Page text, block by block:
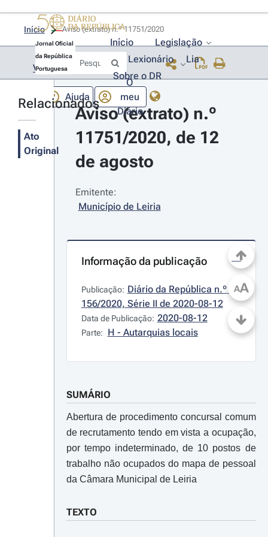
Jornal Oficial
da República
Portuguesa
Início
Legislação
Lexionário
Lia
Sobre o DR
Ajuda
O
meu
Diário
Início
Voltar
Relacionados
Ato
Original
Aviso (extrato) n.º
11751/2020, de 12
de agosto
Emitente:
Município de Leiria
Informação da publicação
Publicação: Diário da República n.º
156/2020, Série II de 2020-08-12
Data de Publicação: 2020-08-12
Parte: H - Autarquias locais
SUMÁRIO
Abertura de procedimento concursal comum
de recrutamento tendo em vista a ocupação,
por tempo indeterminado, de 10 postos de
trabalho não ocupados do mapa de pessoal
da Câmara Municipal de Leiria
TEXTO
AA